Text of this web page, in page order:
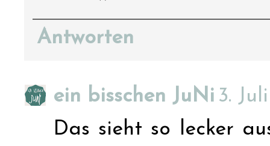
Antworten
ein bisschen JuNi 3.
Das sieht so lecker